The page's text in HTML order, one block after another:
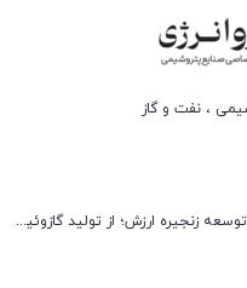
، نفت و گاز
پتروشیمی نوری در مسیر توسعه زنجیره ارزش؛ از تولید گازوئیل یورو ۶ تا گوگرد میکرونیزه